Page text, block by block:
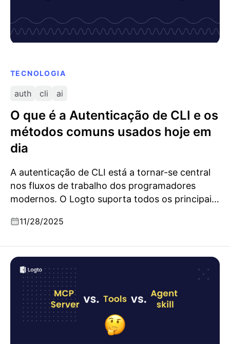
TECNOLOGIA
auth cli ai
O que é a Autenticação de CLI e os
métodos comuns usados hoje em
dia
A autenticação de CLI está a tornar-se central
nos fluxos de trabalho dos programadores
modernos. O Logto suporta todos os principais
11/28/2025
Servidor MCP vs Ferramentas vs Competência do
Agente